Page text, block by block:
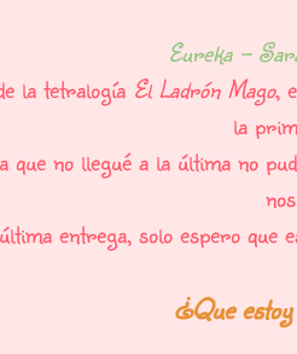
Eureka -
la tetralogía El Ladrón Mago,
la
que no llegué a la última no
nos
entrega, solo espero que
¿Que